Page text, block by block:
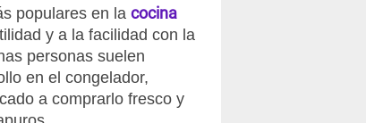
populares en la cocina
y a la facilidad con la
personas suelen
en el congelador,
a comprarlo fresco y